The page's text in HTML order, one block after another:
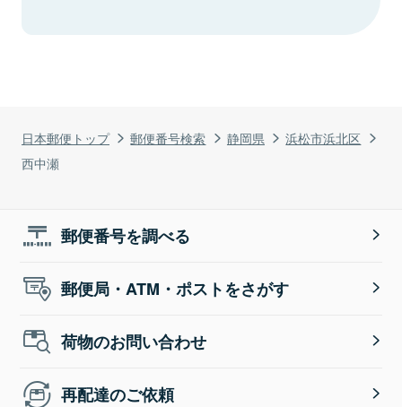
日本郵便トップ 郵便番号検索 静岡県
浜松市浜北区
西中瀬
郵便番号を調べる
郵便局・ATM・ポストをさがす
荷物のお問い合わせ
再配達のご依頼